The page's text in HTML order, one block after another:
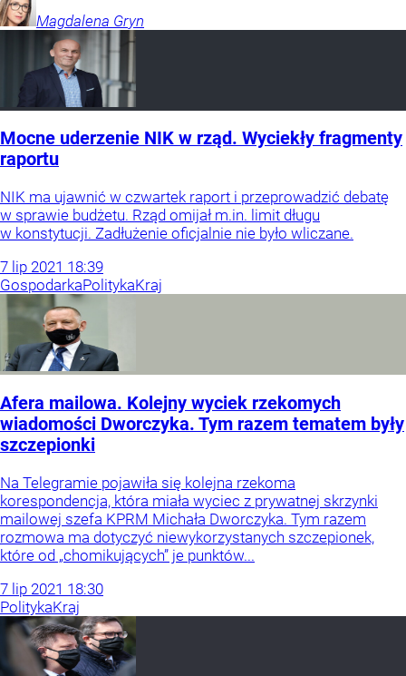
Magdalena Gryn
Mocne uderzenie NIK w rząd. Wyciekły fragmenty
raportu
NIK ma ujawnić w czwartek raport i przeprowadzić debatę
w sprawie budżetu. Rząd omijał m.in. limit długu
w konstytucji. Zadłużenie oficjalnie nie było wliczane.
7 lip 2021 18:39
GospodarkaPolitykaKraj
Afera mailowa. Kolejny wyciek rzekomych
wiadomości Dworczyka. Tym razem tematem były
szczepionki
Na Telegramie pojawiła się kolejna rzekoma
korespondencja, która miała wyciec z prywatnej skrzynki
mailowej szefa KPRM Michała Dworczyka. Tym razem
rozmowa ma dotyczyć niewykorzystanych szczepionek,
które od „chomikujących” je punktów...
7 lip 2021 18:30
PolitykaKraj